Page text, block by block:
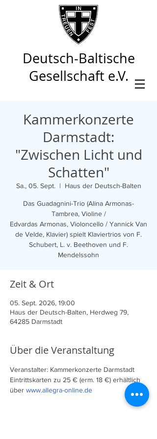
Deutsch-Baltische
Gesellschaft e.V.
Kammerkonzerte
Darmstadt:
"Zwischen Licht und
Schatten"
Sa., 05. Sept.
  |
Haus der Deutsch-Balten
Das Guadagnini-Trio (Alina Armonas-
Tambrea, Violine /
Edvardas Armonas, Violoncello / Yannick Van
de Velde, Klavier) spielt Klaviertrios von F.
Schubert, L. v. Beethoven und F.
Mendelssohn
Zeit & Ort
05. Sept. 2026, 19:00
Haus der Deutsch-Balten, Herdweg 79,
64285 Darmstadt
Über die Veranstaltung
Veranstalter: Kammerkonzerte Darmstadt
Eintrittskarten zu 25 € (erm. 18 €) erhältlich
über www.allegra-online.de